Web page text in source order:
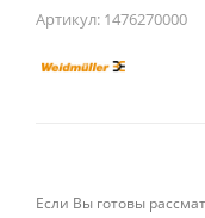
Артикул: 1476270000
Если Вы готовы